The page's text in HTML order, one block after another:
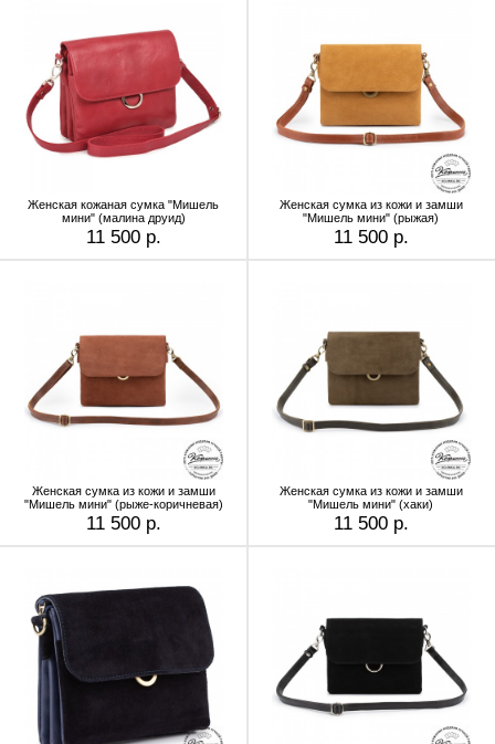
Женская кожаная сумка "Мишель
мини" (малина друид)
11 500 р.
Женская сумка из кожи и замши
"Мишель мини" (рыжая)
11 500 р.
Женская сумка из кожи и замши
"Мишель мини" (рыже-коричневая)
11 500 р.
Женская сумка из кожи и замши
"Мишель мини" (хаки)
11 500 р.